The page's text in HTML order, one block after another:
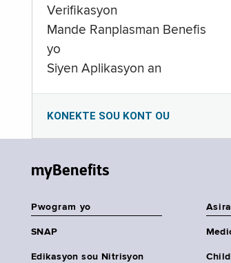
Verifikasyon
Mande Ranplasman Benefis
yo
Siyen Aplikasyon an
KONEKTE SOU KONT OU
myBenefits
Pwogram yo
SNAP
Edikasyon sou Nitrisyon